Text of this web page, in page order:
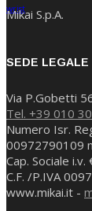
wrist
Mikai S.p.A.
SEDE LEGALE
Via P.Gobetti
Tel. +39 010
Numero Isr.
00972790109
Cap. Sociale
C.F. /P.IVA
www.mikai.it -